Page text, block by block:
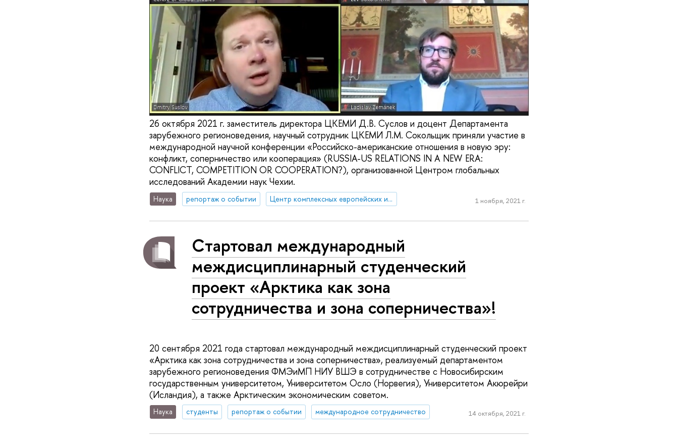
26 октября 2021 г. заместитель директора ЦКЕМИ Д.В. Суслов и доцент Департамента
зарубежного регионоведения, научный сотрудник ЦКЕМИ Л.М. Сокольщик приняли участие в
международной научной конференции «Российско-американские отношения в новую эру:
конфликт, соперничество или кооперация» (RUSSIA-US RELATIONS IN A NEW ERA:
CONFLICT, COMPETITION OR COOPERATION?), организованной Центром глобальных
исследований Академии наук Чехии.
Наука репортаж о событии Центр комплексных европейских и международных исследований (ЦКЕМИ) 1 ноября, 2021 г.
Cтартовал международный
междисциплинарный студенческий
проект «Арктика как зона
сотрудничества и зона соперничества»!
20 сентября 2021 года стартовал международный междисциплинарный студенческий проект
«Арктика как зона сотрудничества и зона соперничества», реализуемый департаментом
зарубежного регионоведения ФМЭиМП НИУ ВШЭ в сотрудничестве с Новосибирским
государственным университетом, Университетом Осло (Норвегия), Университетом Акюрейри
(Исландия), а также Арктическим экономическим советом.
Наука студенты репортаж о событии международное сотрудничество 14 октября, 2021 г.